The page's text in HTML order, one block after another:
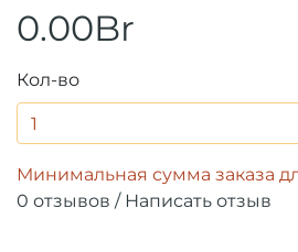
0.00Br
Кол-во
Минимальная сумма заказа
0 отзывов / Написать отзыв